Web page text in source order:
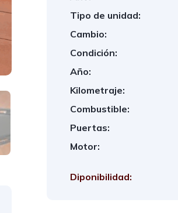
Tipo de unidad:
Cambio:
Condición:
Año:
Kilometraje:
Combustible:
Puertas:
Motor:
Diponibilidad: